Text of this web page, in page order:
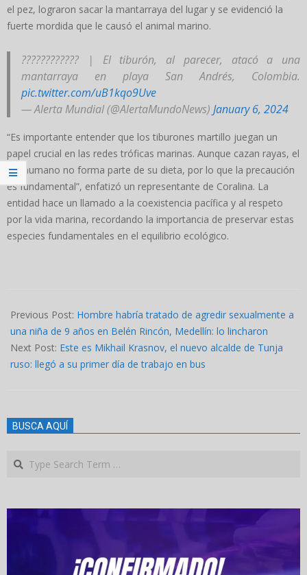
el pez, lograron sacar la mantarraya del lugar y se evidenció la
fuerte mordida que le causó el animal marino.
???????????? | El tiburón, al parecer, atacó a una
mantarraya en playa San Andrés, Colombia.
pic.twitter.com/uB1kqo9Uve
— Alerta Mundial (@AlertaMundoNews) January 6, 2024
“Es importante entender que los tiburones martillo juegan un
papel crucial en las redes tróficas marinas. Aunque cazan rayas, el
ser humano no forma parte de su dieta, por lo que la precaución
es fundamental”, enfatizó un representante de Coralina. La
entidad hace un llamado a la coexistencia pacífica y al respeto
por la vida marina, recordando la importancia de preservar estas
especies fundamentales en el equilibrio ecológico.
01-
06
Previous Post: Hombre habría tratado de agredir sexualmente a
una niña de 9 años en Belén Rincón, Medellín: lo lincharon
Next Post: Este es Mikhail Krasnov, el nuevo alcalde de Tunja
ruso: llegó a su primer día de trabajo en bus
BUSCA AQUÍ
Search